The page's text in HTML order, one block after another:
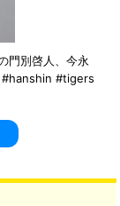
門別啓人、今永
#hanshin #tigers